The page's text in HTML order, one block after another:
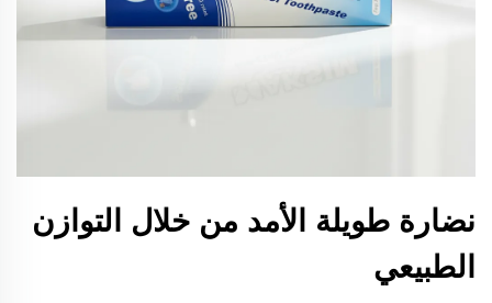
نضارة طويلة الأمد من خلال التوازن
الطبيعي